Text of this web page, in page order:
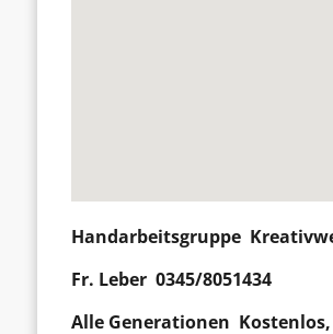
Handarbeitsgruppe
Fr. Leber 0345/8051434
Alle Generationen